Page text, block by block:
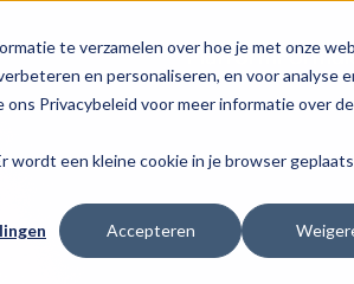
te verzamelen over hoe je met onze
en personaliseren, en voor analyse
Privacybeleid voor meer informatie over
wordt een kleine cookie in je browser
Accepteren
Platform